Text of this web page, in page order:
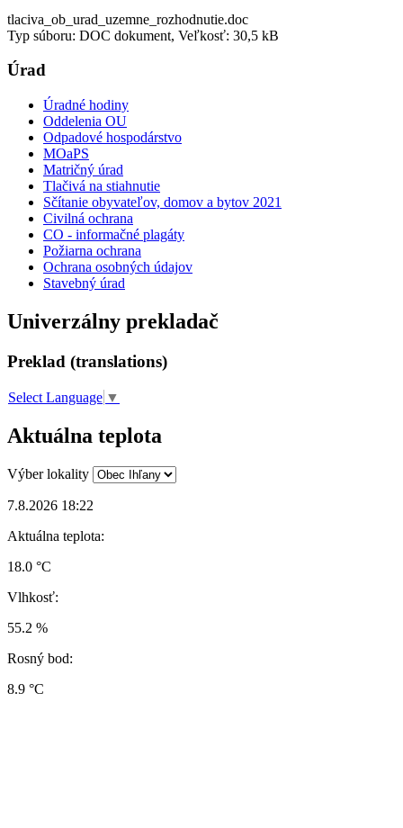
tlaciva_ob_urad_uzemne_rozhodnutie.doc
Typ súboru: DOC dokument, Veľkosť: 30,5 kB
Úrad
Úradné hodiny
Oddelenia OU
Odpadové hospodárstvo
MOaPS
Matričný úrad
Tlačivá na stiahnutie
Sčítanie obyvateľov, domov a bytov 2021
Civilná ochrana
CO - informačné plagáty
Požiarna ochrana
Ochrana osobných údajov
Stavebný úrad
Univerzálny prekladač
Preklad (translations)
Select Language ▼
Aktuálna teplota
Výber lokality
7.8.2026 18:22
Aktuálna teplota:
18.0 °C
Vlhkosť:
55.2 %
Rosný bod:
8.9 °C